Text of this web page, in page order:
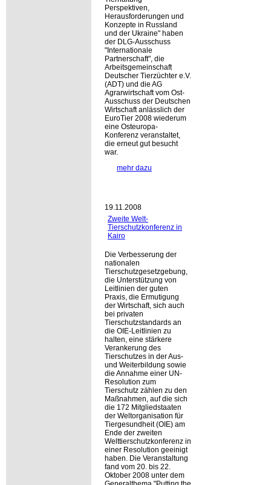
Perspektiven,
Herausforderungen und
Konzepte in Russland
und der Ukraine haben
der DLG-Ausschuss
Internationale
Partnerschaft
, die
Arbeitsgemeinschaft
Deutscher Tierzüchter e.V.
(ADT) und die AG
Agrarwirtschaft vom Ost-
Ausschuss der Deutschen
Wirtschaft anlässlich der
EuroTier 2008 wiederum
eine Osteuropa-
Konferenz veranstaltet,
die erneut gut besucht
war.
mehr dazu
19.11.2008
Zweite Welt-
Tierschutzkonferenz in
Kairo
Die Verbesserung der
nationalen
Tierschutzgesetzgebung,
die Unterstützung von
Leitlinien der guten
Praxis, die Ermutigung
der Wirtschaft, sich auch
bei privaten
Tierschutzstandards an
die OIE-Leitlinien zu
halten, eine stärkere
Verankerung des
Tierschutzes in der Aus-
und Weiterbildung sowie
die Annahme einer UN-
Resolution zum
Tierschutz zählen zu den
Maßnahmen, auf die sich
die 172 Mitgliedstaaten
der Weltorganisation für
Tiergesundheit (OIE) am
Ende der zweiten
Welttierschutzkonferenz in
einer Resolution geeinigt
haben. Die Veranstaltung
fand vom 20. bis 22.
Oktober 2008 unter dem